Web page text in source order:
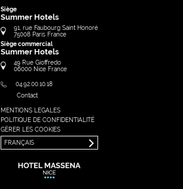
Siège
Summer Hotels
91, rue Faubourg Saint Honoré
75008 Paris France
Siège commercial
Summer Hotels
49 Rue Gioffredo
06000 Nice France
04.92.00.10.18
Contact
MENTIONS LEGALES
POLITIQUE DE CONFIDENTIALITÉ
GÉRER LES COOKIES
FRANÇAIS
FRANÇAIS
ENGLISH